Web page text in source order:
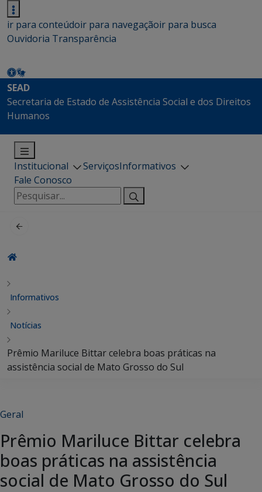
ir para conteúdoir para navegaçãoir para busca
Ouvidoria Transparência
SEAD
Secretaria de Estado de Assistência Social e dos Direitos
Humanos
Institucional ServiçosInformativos
Fale Conosco
Pesquisar
por:
Informativos
Notícias
Prêmio Mariluce Bittar celebra boas práticas na
assistência social de Mato Grosso do Sul
Geral
Prêmio Mariluce Bittar celebra
boas práticas na assistência
social de Mato Grosso do Sul